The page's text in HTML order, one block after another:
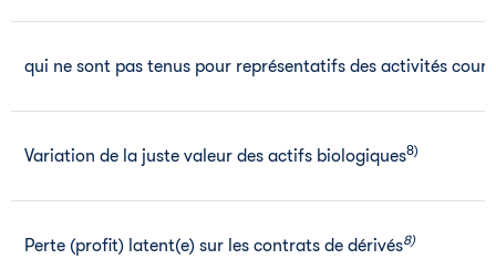
qui ne sont pas tenus pour représentatifs des activités
Variation de la juste valeur des actifs biologiques8)
Perte (profit) latent(e) sur les contrats de dérivés8)